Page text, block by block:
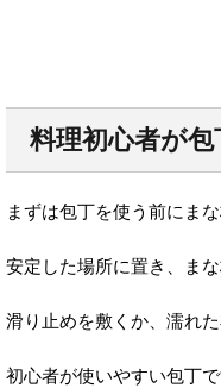
料理初心者が
まずは包丁を使う前にまな
安定した場所に置き、ま
滑り止めを敷くか、濡れ
初心者が使いやすい包丁